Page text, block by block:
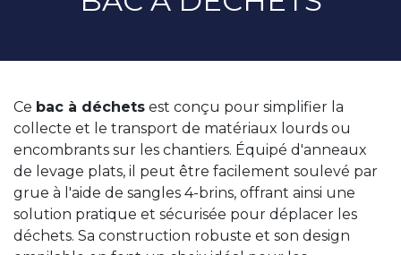
Ce bac à déchets est conçu pour simplifier la
collecte et le transport de matériaux lourds ou
encombrants sur les chantiers. Équipé d'anneaux
de levage plats, il peut être facilement soulevé par
grue à l'aide de sangles 4-brins, offrant ainsi une
solution pratique et sécurisée pour déplacer les
déchets. Sa construction robuste et son design